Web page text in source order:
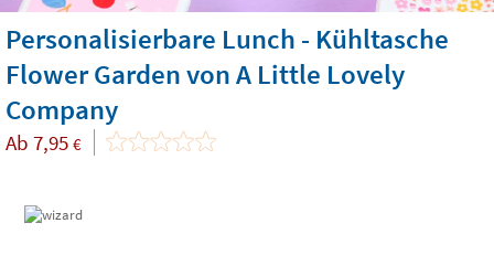
Personalisierbare Lunch - Kühltasche
Flower Garden von A Little Lovely
Company
Ab 7,95 €